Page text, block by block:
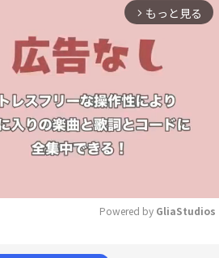
arrow_forward_ios もっと見る
Powered by GliaStudios